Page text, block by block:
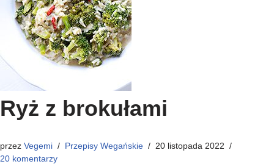
Ryż z brokułami
przez Vegemi Przepisy Wegańskie
20 listopada 2022
20 komentarzy